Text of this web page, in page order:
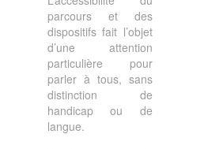
parcours et des
dispositifs fait l’objet
d’une attention
particulière pour
parler à tous, sans
distinction de
handicap ou de
langue.